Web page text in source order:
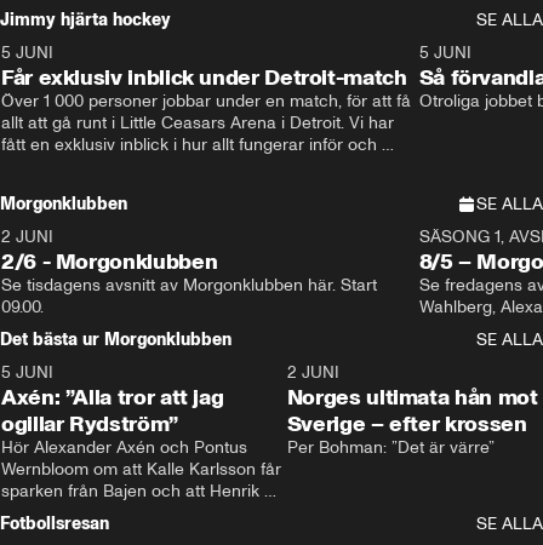
Jimmy hjärta hockey
SE ALLA
5 JUNI
Får exklusiv inblick under Detroit-match
Över 1 000 personer jobbar under en match, för att få
allt att gå runt i Little Ceasars Arena i Detroit. Vi har
fått en exklusiv inblick i hur allt fungerar inför och
5 JUNI
Så
Otroliga jobbet
Morgonklubben
SE ALLA
2 JUNI
2/6 - Morgonklubben
Se tisdagens avsnitt av Morgonklubben här. Start
SÄSONG 1,
8/5 –
Se fredagens
Det bästa ur Morgonklubben
SE ALLA
5 JUNI
Axén: ”Alla tror att jag
ogillar Rydström”
Hör Alexander Axén och Pontus
Wernbloom om att Kalle Karlsson får
sparken från Bajen och att Henrik
Rydström tar över
2 JUNI
Norges ultimata hån mot
Sverige – efter krossen
Per Bohman: ”Det är värre”
Fotbollsresan
SE ALLA